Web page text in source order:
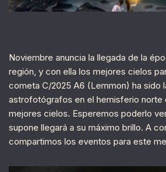
Noviembre anuncia la llegada de la
región, y con ella los mejores cielos
cometa C/2025 A6 (Lemmon) ha sido
astrofotógrafos en el hemisferio norte
mejores cielos. Esperemos poderlo
supone llegará a su máximo brillo. A
compartimos los eventos para este